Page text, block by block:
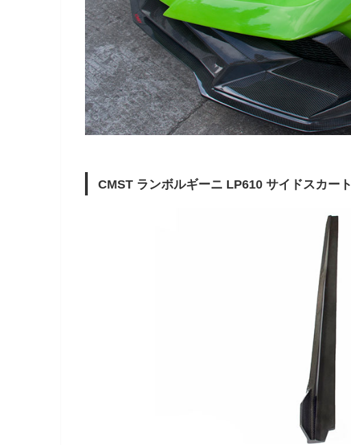
CMST ランボルギーニ LP610 サイドスカート